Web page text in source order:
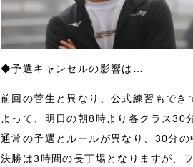
◆予選キャンセルの影響は…
前回の菅生と異なり、公式練習もでき
よって、明日の朝8時より各クラス30
通常の予選とルールが異なり、30分
決勝は3時間の長丁場となりますが、